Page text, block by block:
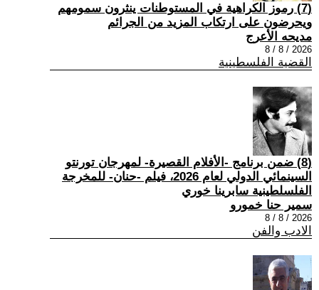
(7) رموز الكراهية في المستوطنات ينثرون سمومهم
ويحرضون على ارتكاب المزيد من الجرائم
مديحه الأعرج
2026 / 8 / 8
القضية الفلسطينية
(8) ضمن برنامج -الأفلام القصيرة- لمهرجان تورنتو
السينمائي الدولي لعام 2026، فيلم -حنان- للمخرجة
الفلسلطينية سابرينا خوري
سمير حنا خمورو
2026 / 8 / 8
الادب والفن